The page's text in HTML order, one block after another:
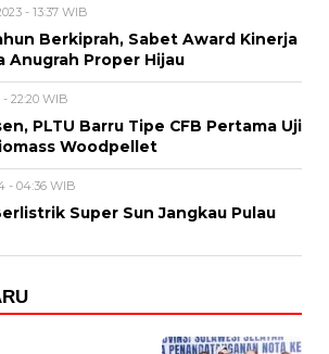
- 13:37 WIB
Berkiprah, Sabet Award Kinerja
Anugrah Proper Hijau
22:20 WIB
PLTU Barru Tipe CFB Pertama Uji
Woodpellet
- 04:36 WIB
Super Sun Jangkau Pulau